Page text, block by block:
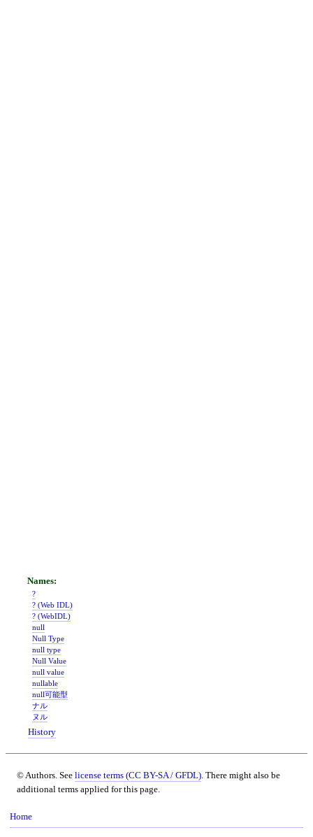
?
? (Web IDL)
? (WebIDL)
null
Null Type
null type
Null Value
null value
nullable
null可能型
ナル
ヌル
History
© Authors. See license terms (CC BY-SA / GFDL) . There might also be
additional terms applied for this page.
Home